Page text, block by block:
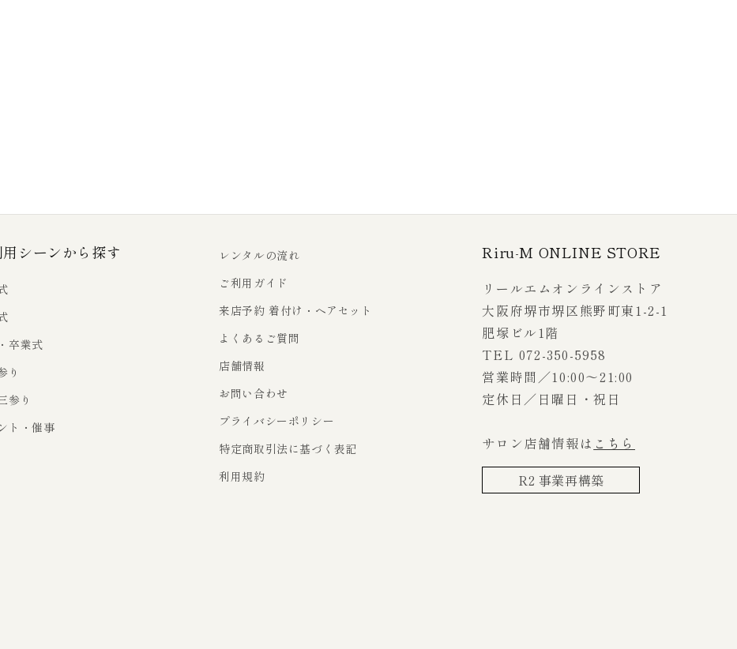
用シーンから探す
卒業式
り
参り
ト・催事
レンタルの流れ
ご利用ガイド
来店予約 着付け・ヘアセット
よくあるご質問
店舗情報
お問い合わせ
プライバシーポリシー
特定商取引法に基づく表記
利用規約
Riru-M ONLINE STORE
リールエムオンラインストア
大阪府堺市堺区熊野町東1-2-1
肥塚ビル1階
TEL 072-350-5958
営業時間／10:00～21:00
定休日／日曜日・祝日
サロン店舗情報は こちら
R2 事業再構築